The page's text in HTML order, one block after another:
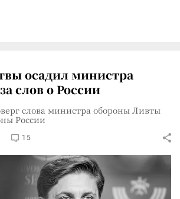
осадил министра
слов о России
слова министра обороны Ливты
России
15